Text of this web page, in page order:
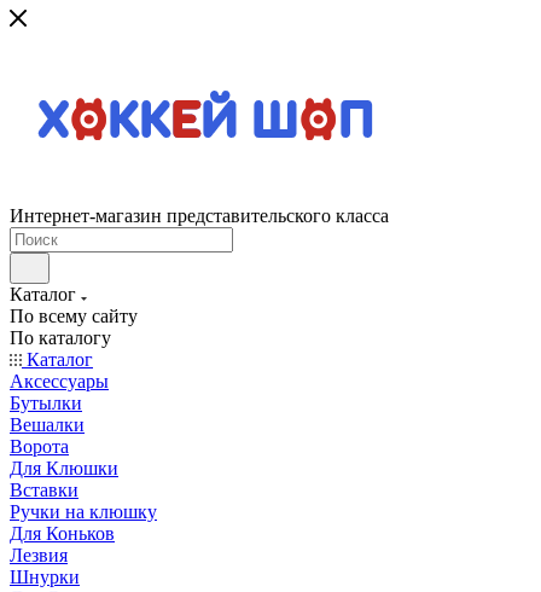
Интернет-магазин представительского класса
Каталог
По всему сайту
По каталогу
Каталог
Аксессуары
Бутылки
Вешалки
Ворота
Для Клюшки
Вставки
Ручки на клюшку
Для Коньков
Лезвия
Шнурки